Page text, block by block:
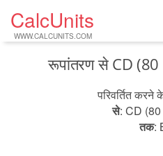
CalcUnits
WWW.CALCUNITS.COM
रूपांतरण से CD
परिवर्तित करने
से: CD
तक: